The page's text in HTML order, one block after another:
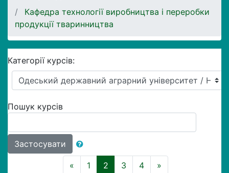
Кафедра технології виробництва і переробки
продукції тваринництва
Категорії курсів:
Пошук курсів
Застосувати
« Назад
1 2(поточний)
3 4 »Далі